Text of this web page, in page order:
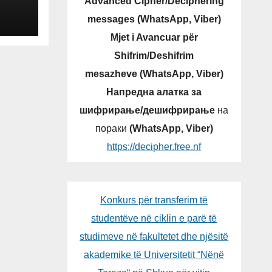
messages (WhatsApp, Viber)
Mjet i Avancuar për
Shifrim/Deshifrim
mesazheve (WhatsApp, Viber)
Напредна алатка за
шифрирање/дешифрирање на
пораки (WhatsApp, Viber)
https://decipher.free.nf
Konkurs për transferim të
studentëve në ciklin e parë të
studimeve në fakultetet dhe njësitë
akademike të Universitetit “Nënë